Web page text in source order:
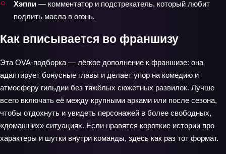
Хэппи — комментатор и подстрекатель, который любит
подлить масла в огонь.
Как вписывается во франшизу
Эта OVA‑подборка — лёгкое дополнение к франшизе: она
адаптирует бонусные главы и делает упор на комедию и
атмосферу гильдии без тяжёлых сюжетных развилок. Лучше
всего включать её между крупными арками или после сезона,
чтобы отдохнуть и увидеть персонажей в более свободных,
«домашних» ситуациях. Если нравятся короткие истории про
характеры и шутки внутри команды, здесь как раз тот формат.